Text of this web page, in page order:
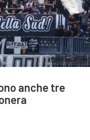
anche tre